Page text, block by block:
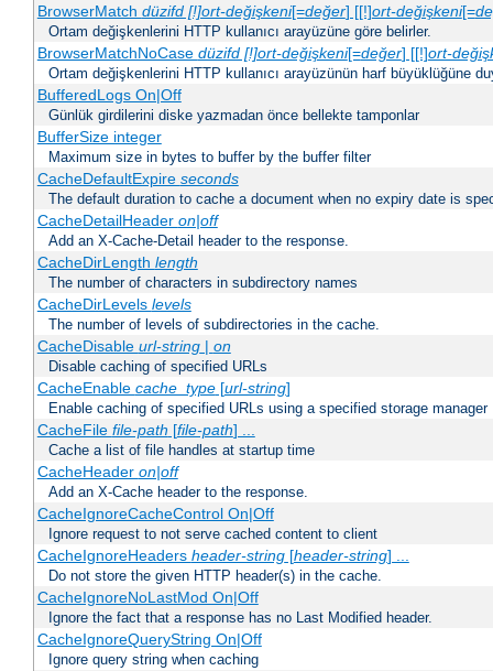
BrowserMatch düzifd [!]ort-değişkeni[=değer] [[!]ort-değişkeni[=
Ortam değişkenlerini HTTP kullanıcı arayüzüne göre belirler.
BrowserMatchNoCase düzifd [!]ort-değişkeni[=değer] [[!]ort-
Ortam değişkenlerini HTTP kullanıcı arayüzünün harf büyüklüğüne
BufferedLogs On|Off
Günlük girdilerini diske yazmadan önce bellekte tamponlar
BufferSize integer
Maximum size in bytes to buffer by the buffer filter
CacheDefaultExpire seconds
The default duration to cache a document when no expiry date is
CacheDetailHeader on|off
Add an X-Cache-Detail header to the response.
CacheDirLength length
The number of characters in subdirectory names
CacheDirLevels levels
The number of levels of subdirectories in the cache.
CacheDisable url-string| on
Disable caching of specified URLs
CacheEnable cache_type[url-string]
Enable caching of specified URLs using a specified storage manager
CacheFile file-path [file-path] ...
Cache a list of file handles at startup time
CacheHeader on|off
Add an X-Cache header to the response.
CacheIgnoreCacheControl On|Off
Ignore request to not serve cached content to client
CacheIgnoreHeaders header-string[header-string] ...
Do not store the given HTTP header(s) in the cache.
CacheIgnoreNoLastMod On|Off
Ignore the fact that a response has no Last Modified header.
CacheIgnoreQueryString On|Off
Ignore query string when caching